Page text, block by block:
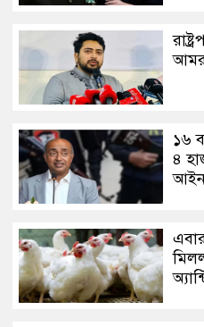
১৬
৪